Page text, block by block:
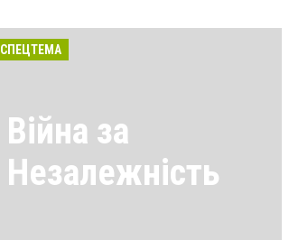
СПЕЦТЕМА
Війна за
Незалежність